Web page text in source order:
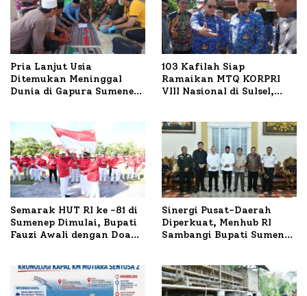
Pria Lanjut Usia
Ditemukan Meninggal
Dunia di Gapura Sumenep,
103 Kafilah Siap
Ramaikan MTQ KORPRI
VIII Nasional di Sulsel,
Semarak HUT RI ke -81 di
Sumenep Dimulai, Bupati
Fauzi Awali dengan Doa
Sinergi Pusat-Daerah
Diperkuat, Menhub RI
Sambangi Bupati Sumenep